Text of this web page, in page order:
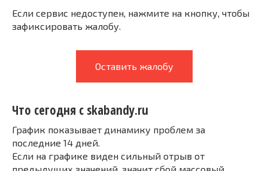
Если сервис недоступен, нажмите на кнопку, чтобы
зафиксировать жалобу.
Оставить жалобу
Что сегодня с skabandy.ru
График показывает динамику проблем за
последние 14 дней.
Если на графике виден сильный отрыв от
предыдущих значений, значит сбой массовый.